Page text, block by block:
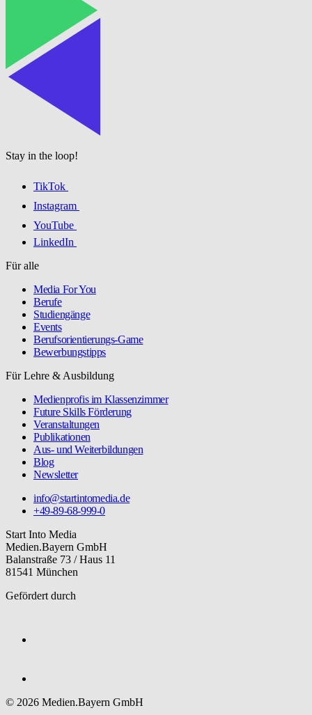
Stay in the loop!
TikTok
Instagram
YouTube
LinkedIn
Für alle
Media For You
Berufe
Studiengänge
Events
Berufsorientierungs-Game
Bewerbungstipps
Für Lehre & Ausbildung
Medienprofis im Klassenzimmer
Future Skills Förderung
Veranstaltungen
Publikationen
Aus- und Weiterbildungen
Blog
Newsletter
info@startintomedia.de
+49-89-68-999-0
Start Into Media
Medien.Bayern GmbH
Balanstraße 73 / Haus 11
81541 München
Gefördert durch
© 2026 Medien.Bayern GmbH